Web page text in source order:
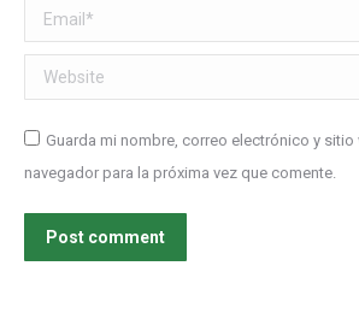
Email *
Website
Guarda mi nombre, correo electrónico y sitio
navegador para la próxima vez que comente.
Post comment